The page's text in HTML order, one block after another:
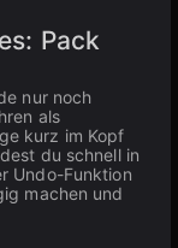
Pack
nur noch
als
kurz im Kopf
du schnell in
Undo-Funktion
machen und